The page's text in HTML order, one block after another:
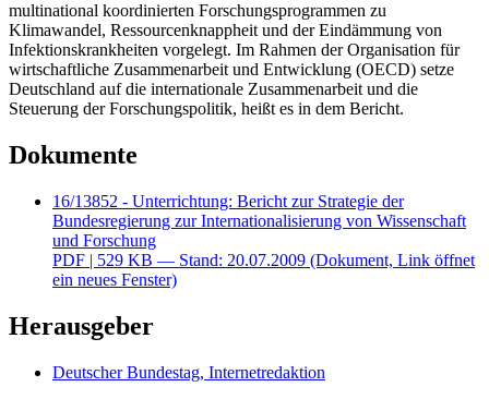
multinational koordinierten Forschungsprogrammen zu
Klimawandel, Ressourcenknappheit und der Eindämmung von
Infektionskrankheiten vorgelegt. Im Rahmen der Organisation für
wirtschaftliche Zusammenarbeit und Entwicklung (OECD) setze
Deutschland auf die internationale Zusammenarbeit und die
Steuerung der Forschungspolitik, heißt es in dem Bericht.
Dokumente
16/13852 - Unterrichtung: Bericht zur Strategie der
Bundesregierung zur Internationalisierung von Wissenschaft
und Forschung
PDF | 529 KB — Stand: 20.07.2009 (Dokument, Link öffnet
ein neues Fenster)
Herausgeber
Deutscher Bundestag, Internetredaktion